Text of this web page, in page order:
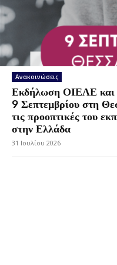
Ανακοινώσεις
Εκδήλωση ΟΙΕΛΕ
9 Σεπτεμβρίου στη
τις προοπτικές του
στην Ελλάδα
31 Ιουλίου 2026